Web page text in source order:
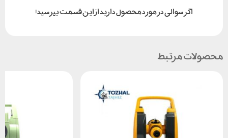
اگر سوالی در مورد محصول دارید از این قسمت بپرسید!
محصولات مرتبط